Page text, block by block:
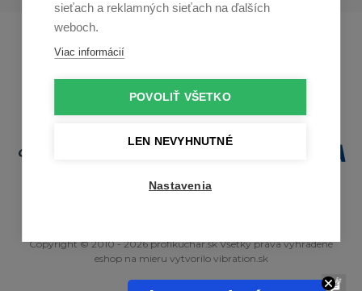
sieťach a reklamných sieťach na ďalších
weboch.
Viac informácií
POVOLIŤ VŠETKO
LEN NEVYHNUTNÉ
Nastavenia
Profikuchař.cz
Copyright © 2010 - 2026 profikuchar.sk Všetky práva vyhradené
eshop na mieru vytvorilo vibration.sk